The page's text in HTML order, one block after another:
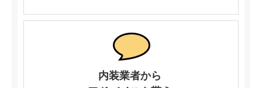
内装業者から